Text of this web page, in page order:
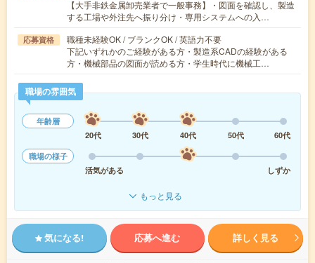
【大手非鉄金属卸売業者で一般事務】・図面を確認し、製造
する工場や外注先へ振り分け・専用システムへの入…
応募資格
職種未経験OK / ブランクOK / 英語力不要
下記いずれかのご経験がある方・製造系CADの経験がある
方・機械部品の図面が読める方・学生時代に機械工…
職場の雰囲気
年齢層
20代
30代 40代 50代
60代
職場の様子
活気がある
しずか
もっと見る
気になる! 応募へ進む 詳しく見る